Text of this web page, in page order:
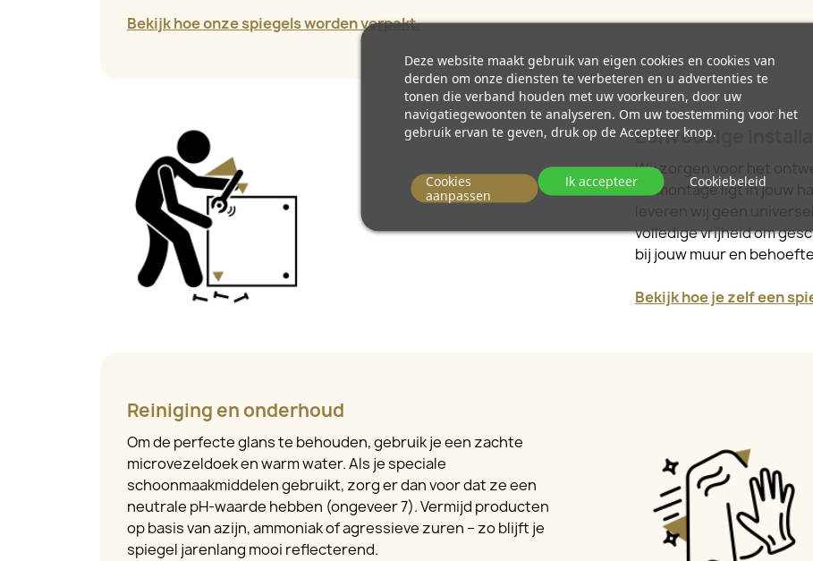
Bekijk hoe onze spiegels worden verpakt.
Eenvoudige
Wij zorgen voor het
de montage ligt in jouw
leveren wij geen
volledige vrijheid om
bij jouw muur en
Bekijk hoe je zelf een
Reiniging en onderhoud
Om de perfecte glans te behouden, gebruik je een zachte
microvezeldoek en warm water. Als je speciale
schoonmaakmiddelen gebruikt, zorg er dan voor dat ze een
neutrale pH-waarde hebben (ongeveer 7). Vermijd producten
op basis van azijn, ammoniak of agressieve zuren – zo blijft je
spiegel jarenlang mooi reflecterend.
Deze website maakt gebruik van eigen cookies en cookies van
derden om onze diensten te verbeteren en u advertenties te
tonen die verband houden met uw voorkeuren, door uw
navigatiegewoonten te analyseren. Om uw toestemming voor het
gebruik ervan te geven, druk op de Accepteer knop.
Cookiebeleid
Cookies
aanpassen
Ik accepteer